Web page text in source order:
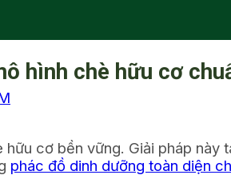
hình chè hữu cơ
cơ bền vững. Giải pháp này
phác đồ dinh dưỡng toàn diện